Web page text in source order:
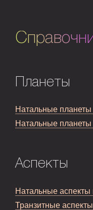
Планеты
Натальные планеты
Натальные планеты
Аспекты
Натальные аспекты
Транзитные